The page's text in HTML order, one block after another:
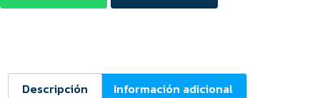
Descripción
Información adicional